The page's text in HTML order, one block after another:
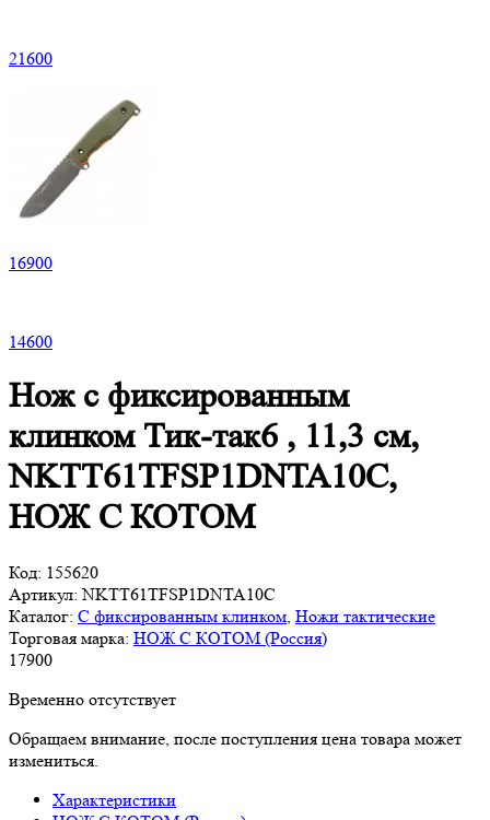
21600
16900
14600
Нож с фиксированным
клинком Тик-так6 , 11,3 см,
NKTT61TFSP1DNTA10C,
НОЖ С КОТОМ
Код: 155620
Артикул: NKTT61TFSP1DNTA10C
Каталог: С фиксированным клинком Ножи тактические
Торговая марка: НОЖ С КОТОМ (Россия)
17900
Временно отсутствует
Обращаем внимание, после поступления цена товара может
измениться.
Характеристики